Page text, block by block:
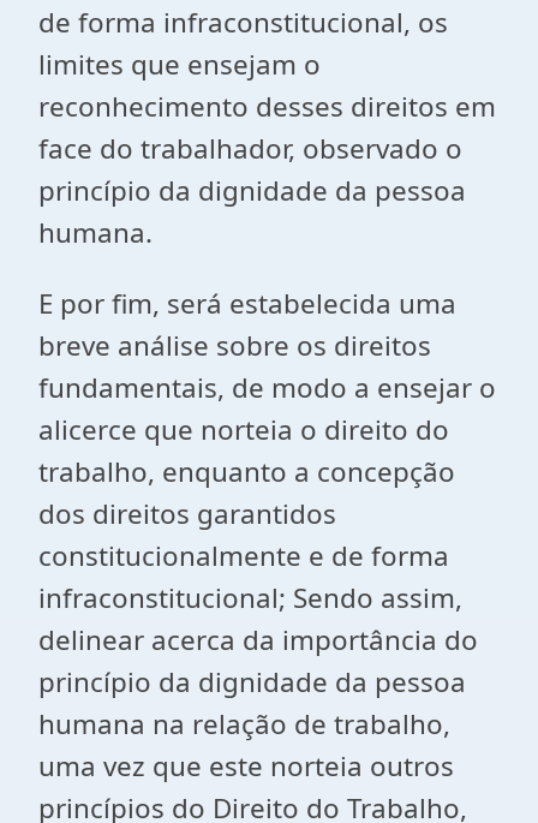
de forma infraconstitucional, os
limites que ensejam o
reconhecimento desses direitos em
face do trabalhador, observado o
princípio da dignidade da pessoa
humana.
E por fim, será estabelecida uma
breve análise sobre os direitos
fundamentais, de modo a ensejar o
alicerce que norteia o direito do
trabalho, enquanto a concepção
dos direitos garantidos
constitucionalmente e de forma
infraconstitucional; Sendo assim,
delinear acerca da importância do
princípio da dignidade da pessoa
humana na relação de trabalho,
uma vez que este norteia outros
princípios do Direito do Trabalho,